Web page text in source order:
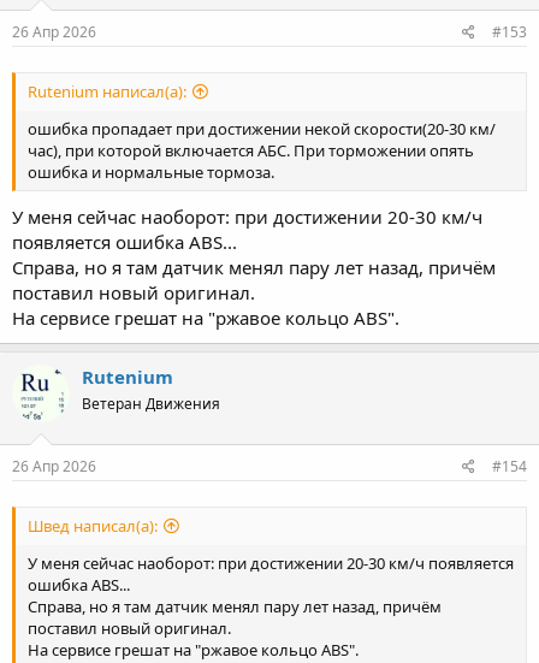
:
26 Апр 2026 #153
Rutenium написал(а):
ошибка пропадает при достижении некой скорости(20-30 км/
час), при которой включается АБС. При торможении опять
ошибка и нормальные тормоза.
У меня сейчас наоборот: при достижении 20-30 км/ч
появляется ошибка ABS...
Справа, но я там датчик менял пару лет назад, причём
поставил новый оригинал.
На сервисе грешат на "ржавое кольцо ABS".
Rutenium
Ветеран Движения
26 Апр 2026 #154
Швед написал(а):
У меня сейчас наоборот: при достижении 20-30 км/ч появляется
ошибка ABS...
Справа, но я там датчик менял пару лет назад, причём
поставил новый оригинал.
На сервисе грешат на "ржавое кольцо ABS".